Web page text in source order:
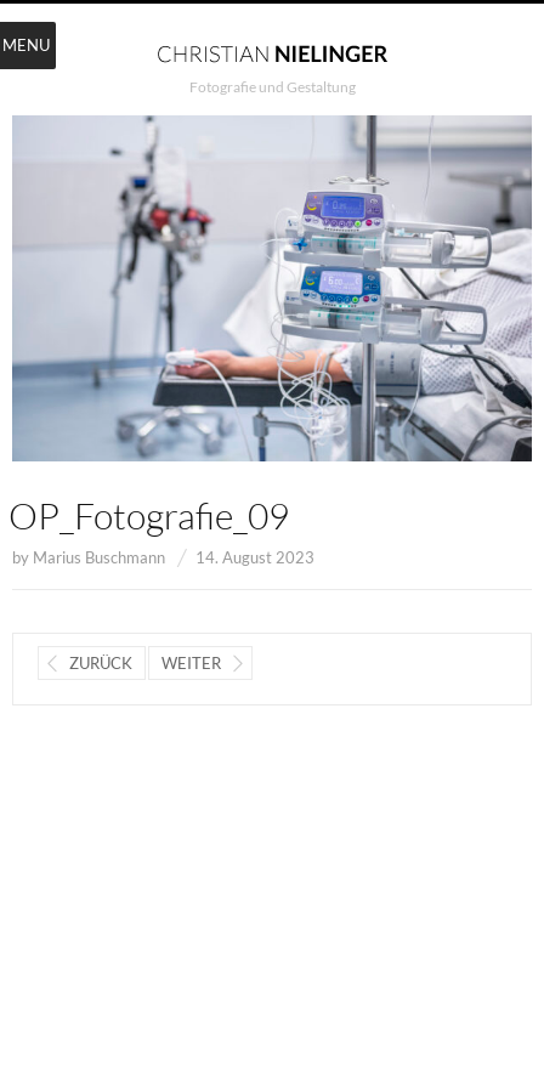
Fotografie und Gestaltung
OP_Fotografie_09
by Marius Buschmann 14. August 2023
ZURÜCK WEITER
MENU